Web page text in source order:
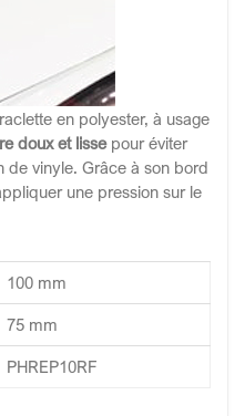
en polyester, à usage
doux et lissepour éviter
de vinyle. Grâce à son bord
une pression sur le
100 mm
75 mm
PHREP10RF